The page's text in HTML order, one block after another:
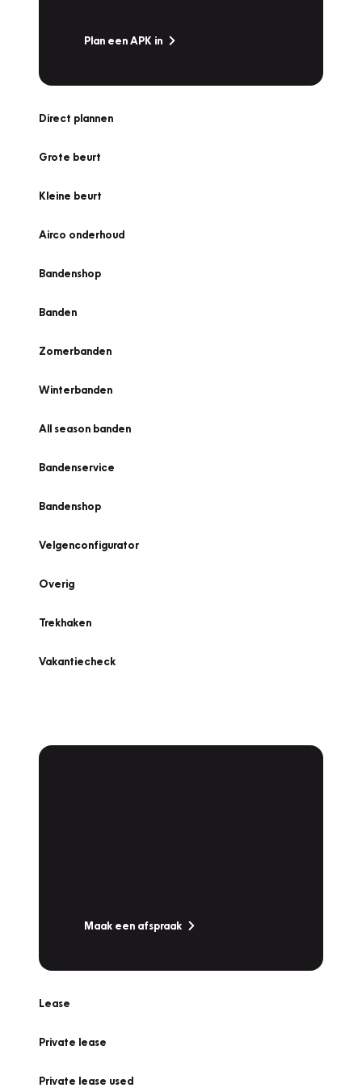
Plan een APK in
Direct plannen
Grote beurt
Kleine beurt
Airco onderhoud
Bandenshop
Banden
Zomerbanden
Winterbanden
All season banden
Bandenservice
Bandenshop
Velgenconfigurator
Overig
Trekhaken
Vakantiecheck
Maak een afspraak
Lease
Private lease
Private lease used